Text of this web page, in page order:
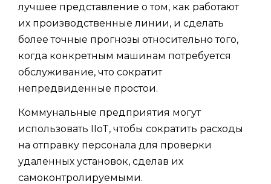
лучшее представление о том, как работают
их производственные линии, и сделать
более точные прогнозы относительно того,
когда конкретным машинам потребуется
обслуживание, что сократит
непредвиденные простои.
Коммунальные предприятия могут
использовать IIoT, чтобы сократить расходы
на отправку персонала для проверки
удаленных установок, сделав их
самоконтролируемыми.